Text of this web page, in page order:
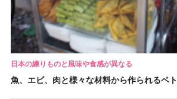
日本の練りものと風味や食感が異なる
魚、エビ、肉と様々な材料から作られるベ